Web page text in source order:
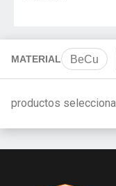
MATERIAL BeCu
productos